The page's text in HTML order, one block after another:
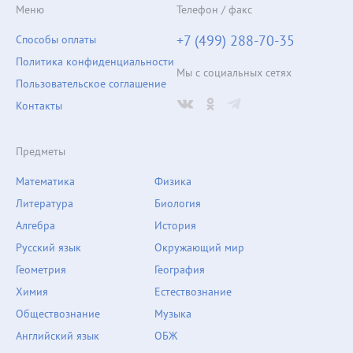
Предметы
Математика
Литература
Алгебра
Русский язык
Геометрия
Химия
Физика
Биология
История
Окружающий мир
География
Естествознание
Обществознание
Английский язык
Музыка
ОБЖ
Меню
Способы оплаты
Политика конфиденциальности
Пользовательское соглашение
Контакты
Телефон / факс
+7 (499) 288-70-35
Мы с социальных сетях